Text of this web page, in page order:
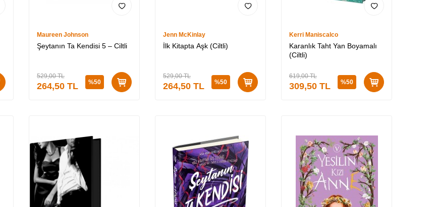
Maureen Johnson
Şeytanın Ta Kendisi 5 – Ciltli
529,00TL
264,50 TL %50
Jenn McKinlay
İlk Kitapta Aşk (Ciltli)
529,00TL
264,50 TL %50
Kerri Maniscalco
Karanlık Taht Yan Boyamalı
(Ciltli)
619,00TL
309,50 TL %50